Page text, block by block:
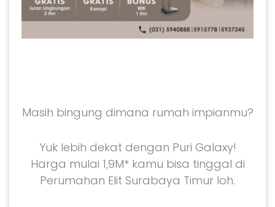
Masih bingung dimana rumah impianmu?
Yuk lebih dekat dengan Puri Galaxy!
Harga mulai 1,9M* kamu bisa tinggal di
Perumahan Elit Surabaya Timur loh.